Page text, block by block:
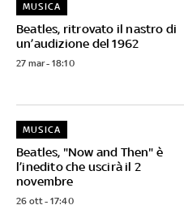
Beatles, ritrovato il nastro di
un’audizione del 1962
MUSICA
27 mar - 18:10
Beatles, "Now and Then" è
l’inedito che uscirà il 2
novembre
MUSICA
26 ott - 17:40